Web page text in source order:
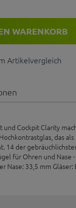
WARENKORB
Artikelvergleich
Cockpit Clarity
das
14 der
für Ohren und Nase
33,5 mm Gläser: